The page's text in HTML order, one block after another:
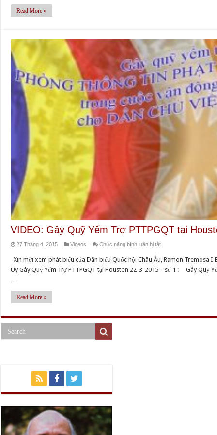
Read More »
VIDEO: Gây Quỹ Yểm Trợ PTTPGQT tại
27 Tháng 4, 2015 Videos Chức năng bình luận bị tắtở
Gây
tại
Xin mời xem phát biểu của Dân biểu Quốc hội Châu Âu, Ramon Tremosa I
Uy Gây Quỹ Yểm Trợ PTTPGQT tại Houston 22-3-2015 – số 1 : Gây Quỹ
…
Read More »